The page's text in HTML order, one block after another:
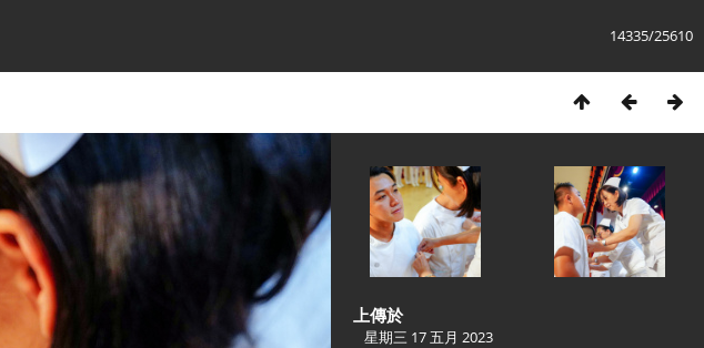
14335/25610
上傳於
星期三 17 五月 2023